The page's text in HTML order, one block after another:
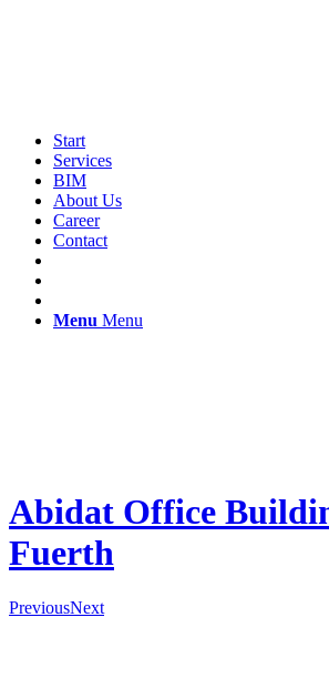
Start
Services
BIM
About Us
Career
Contact
Menu Menu
Abidat Office
Fuerth
PreviousNext